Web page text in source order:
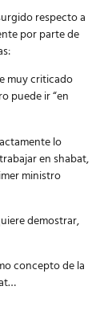
respecto a
por parte de
muy criticado
puede ir “en
lo
en shabat,
ministro
demostrar,
concepto de la